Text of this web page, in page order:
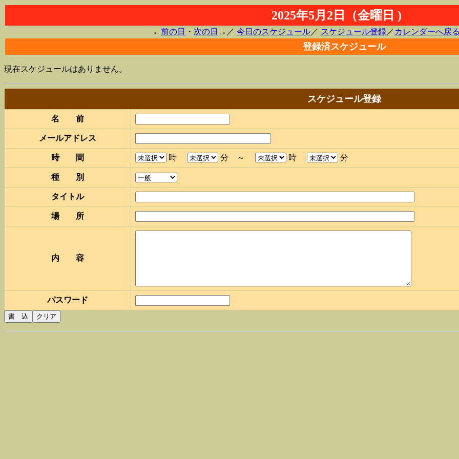
2025年5月2日（金曜日 )
←前の日 ・ 次の日 →／ 今日のスケジュール ／ スケジュール登録 ／ カレンダーへ戻る
登録済スケジュール
現在スケジュールはありません。
スケジュール登録
名 前
メールアドレス
時 間 時 分 ～ 時 分
種 別
タイトル
場 所
内 容
パスワード